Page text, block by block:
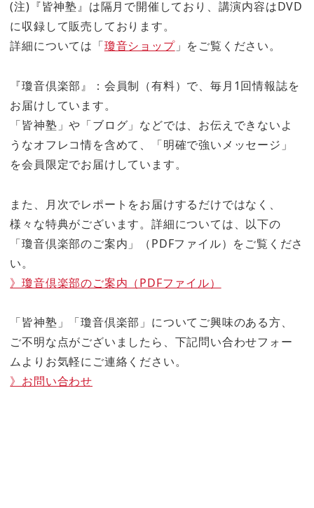
(注)『皆神塾』は隔月で開催しており、講演内容はDVD
に収録して販売しております。
詳細については「瓊音ショップ」をご覧ください。
『瓊音倶楽部』：会員制（有料）で、毎月1回情報誌を
お届けしています。
「皆神塾」や「ブログ」などでは、お伝えできないよ
うなオフレコ情を含めて、「明確で強いメッセージ」
を会員限定でお届けしています。
また、月次でレポートをお届けするだけではなく、
様々な特典がございます。詳細については、以下の
「瓊音倶楽部のご案内」（PDFファイル）をご覧くださ
い。
》瓊音倶楽部のご案内（PDFファイル）
「皆神塾」「瓊音倶楽部」についてご興味のある方、
ご不明な点がございましたら、下記問い合わせフォー
ムよりお気軽にご連絡ください。
》お問い合わせ